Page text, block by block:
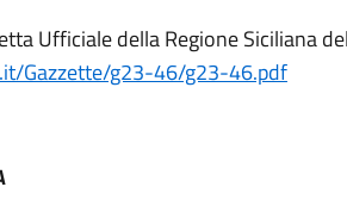
Ufficiale della Regione Siciliana
Gazzette/g23-46/g23-46.pdf